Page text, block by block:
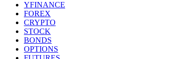
YFINANCE
FOREX
CRYPTO
STOCK
BONDS
OPTIONS